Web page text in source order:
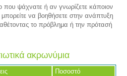
που ψάχνατε ή αν γνωρίζετε κάποιον
να βοηθήσετε στην ανάπτυξη
το πρόβλημα ή την πρότασή
ακρωνύμια
Ποσοστό